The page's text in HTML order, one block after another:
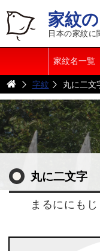
家紋
日本の家紋に
家紋名一覧
字紋 丸に二文
丸に二文字
まるににもじ